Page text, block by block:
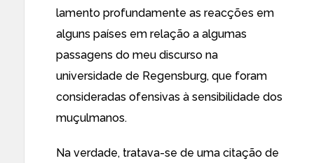
lamento profundamente as reacções em
alguns países em relação a algumas
passagens do meu discurso na
universidade de Regensburg, que foram
consideradas ofensivas à sensibilidade dos
muçulmanos.
Na verdade, tratava-se de uma citação de